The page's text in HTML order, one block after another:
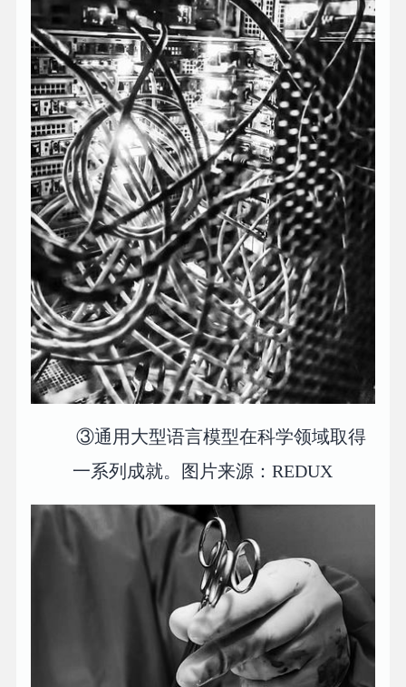
③通用大型语言模型在科学领域取得
一系列成就。图片来源：REDUX